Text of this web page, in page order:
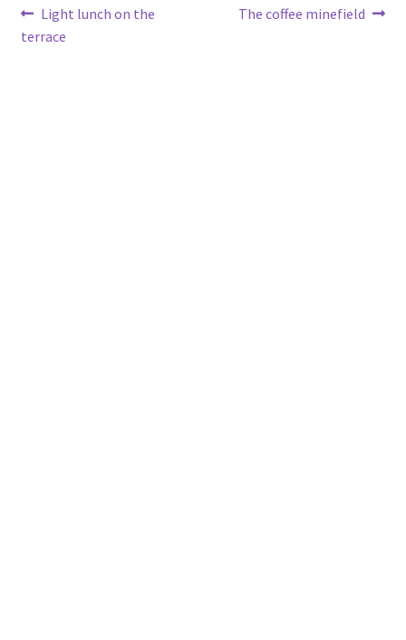
Post
navigation
Previous
post:
Light lunch on the
terrace
Next
The coffee minefield